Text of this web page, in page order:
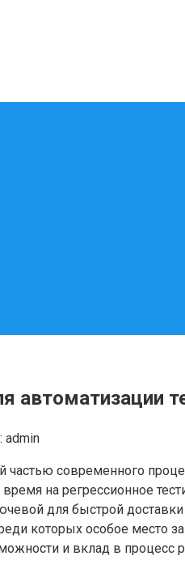
автоматизации
admin
частью современного
на регрессионное
для быстрой
которых особое
и вклад в процесс